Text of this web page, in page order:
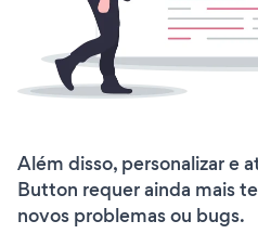
Além disso, personalizar e
Button requer ainda mais
novos problemas ou bugs.